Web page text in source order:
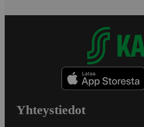
Yhteystiedot